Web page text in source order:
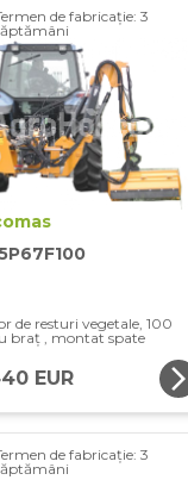
de fabricație: 3
de resturi vegetale, 100
braț , montat spate
EUR arrow_forward_ios
de fabricație: 3